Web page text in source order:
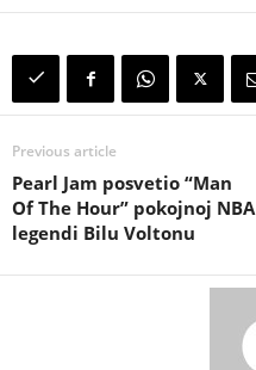
Previous article
Pearl Jam posvetio “Man
Of The Hour” pokojnoj NBA
legendi Bilu Voltonu